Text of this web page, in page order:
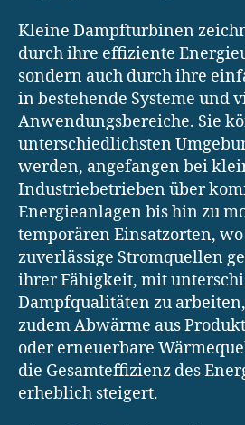
Kleine Dampfturbinen
durch ihre effiziente
sondern auch durch ihre
in bestehende Systeme und
Anwendungsbereiche. Sie
unterschiedlichsten
werden, angefangen bei
Industriebetrieben über
Energieanlagen bis hin zu
temporären Einsatzorten,
zuverlässige Stromquellen
ihrer Fähigkeit, mit
Dampfqualitäten zu
zudem Abwärme aus
oder erneuerbare
die Gesamteffizienz des
erheblich steigert.